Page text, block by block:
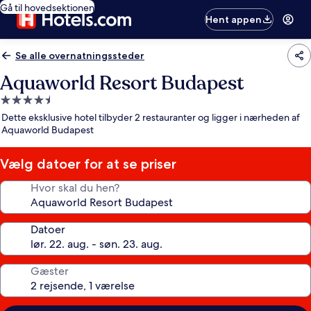
Gå til hovedsektionen
Hent appen
Se alle overnatningssteder
Aquaworld Resort Budapest
4.5-
stjernet
overnatningssted
Dette eksklusive hotel tilbyder 2 restauranter og ligger i nærheden af
Aquaworld Budapest
Vælg datoer for at se priser
Hvor skal du hen?
Datoer
Gæster